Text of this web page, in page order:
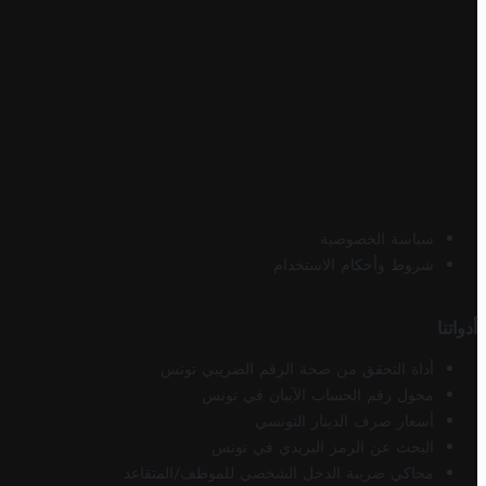
سياسة الخصوصية
شروط وأحكام الاستخدام
أدواتنا
أداة التحقق من صحة الرقم الضريبي تونس
محول رقم الحساب الآيبان في تونس
أسعار صرف الدينار التونسي
البحث عن الرمز البريدي في تونس
محاكي ضريبة الدخل الشخصي للموظف/المتقاعد